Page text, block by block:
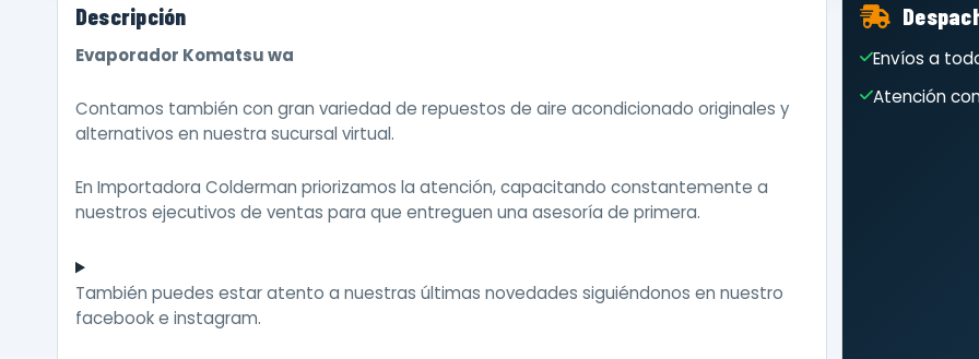
Descripción
Evaporador Komatsu wa
Contamos también con gran variedad de repuestos de aire acondicionado originales y
alternativos en nuestra sucursal virtual.
En Importadora Colderman priorizamos la atención, capacitando constantemente a
nuestros ejecutivos de ventas para que entreguen una asesoría de primera.
También puedes estar atento a nuestras últimas novedades siguiéndonos en nuestro
facebooke instagram.
Envíos a
Atención